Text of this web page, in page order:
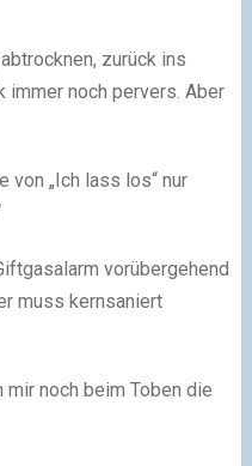
zurück ins
immer noch pervers. Aber
von „Ich lass los“ nur
vorübergehend
muss kernsaniert
noch beim Toben die